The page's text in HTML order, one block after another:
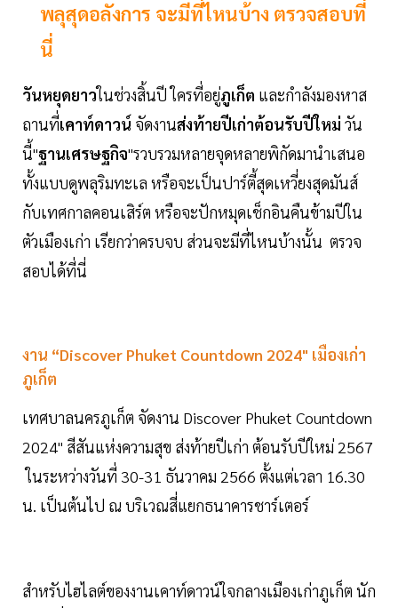
พลุสุดอลังการ จะมีที่ไหนบ้าง ตรวจสอบที่
นี่
วันหยุดยาวในช่วงสิ้นปี ใครที่อยู่ภูเก็ต และกำลังมองหาส
ถานที่เคาท์ดาวน์ จัดงานส่งท้ายปีเก่าต้อนรับปีใหม่ วัน
นี้"ฐานเศรษฐกิจ"รวบรวมหลายจุดหลายพิกัดมานำเสนอ
ทั้งแบบดูพลุริมทะเล หรือจะเป็นปาร์ตี้สุดเหวี่ยงสุดมันส์
กับเทศกาลคอนเสิร์ต หรือจะปักหมุดเช็กอินคืนข้ามปีใน
ตัวเมืองเก่า เรียกว่าครบจบ ส่วนจะมีที่ไหนบ้างนั้น ตรวจ
สอบได้ที่นี่
งาน “Discover Phuket Countdown 2024" เมืองเก่า
ภูเก็ต
เทศบาลนครภูเก็ต จัดงาน Discover Phuket Countdown
2024" สีสันแห่งความสุข ส่งท้ายปีเก่า ต้อนรับปีใหม่ 2567
ในระหว่างวันที่ 30-31 ธันวาคม 2566 ตั้งแต่เวลา 16.30
น. เป็นต้นไป ณ บริเวณสี่แยกธนาคารชาร์เตอร์
สำหรับไฮไลต์ของงานเคาท์ดาวน์ใจกลางเมืองเก่าภูเก็ต นัก